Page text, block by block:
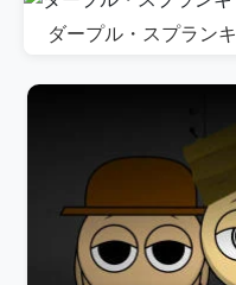
ダープル・スプランキ